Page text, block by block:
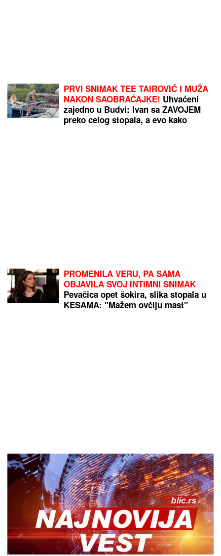
PRVI SNIMAK TEE TAIROVIĆ I MUŽA
NAKON SAOBRAĆAJKE! Uhvaćeni
zajedno u Budvi: Ivan sa ZAVOJEM
preko celog stopala, a evo kako
PROMENILA VERU, PA SAMA
OBJAVILA SVOJ INTIMNI SNIMAK
Pevačica opet šokira, slika stopala u
KESAMA: "Mažem ovčiju mast"